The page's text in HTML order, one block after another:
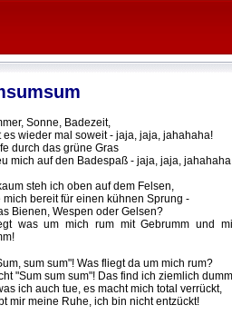
Sonne, Badezeit,
es wieder mal soweit - jaja, jaja, jahahaha!
durch das grüne Gras
mich auf den Badespaß - jaja, jaja,
steh ich oben auf dem Felsen,
mich bereit für einen kühnen Sprung -
Bienen, Wespen oder Gelsen?
was um mich rum mit Gebrumm und
sum sum"! Was fliegt da um mich rum?
"Sum sum sum"! Das find ich ziemlich
ich auch tue, es macht mich total verrückt,
mir meine Ruhe, ich bin nicht entzückt!